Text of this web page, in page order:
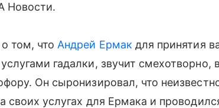
Новости.
том, что Андрей Ермак для принятия
гадалки, звучит
Он сыронизировал, что
своих услугах для Ермака и